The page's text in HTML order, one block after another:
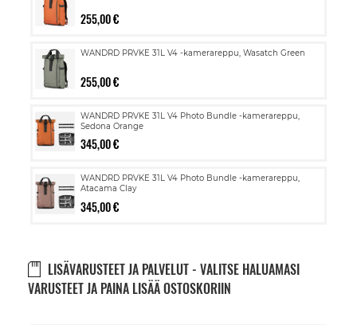
255,00 €
WANDRD PRVKE 31L V4 -kamerareppu, Wasatch Green
255,00 €
WANDRD PRVKE 31L V4 Photo Bundle -kamerareppu,
Sedona Orange
345,00 €
WANDRD PRVKE 31L V4 Photo Bundle -kamerareppu,
Atacama Clay
345,00 €
LISÄVARUSTEET JA PALVELUT - VALITSE HALUAMASI
VARUSTEET JA PAINA LISÄÄ OSTOSKORIIN